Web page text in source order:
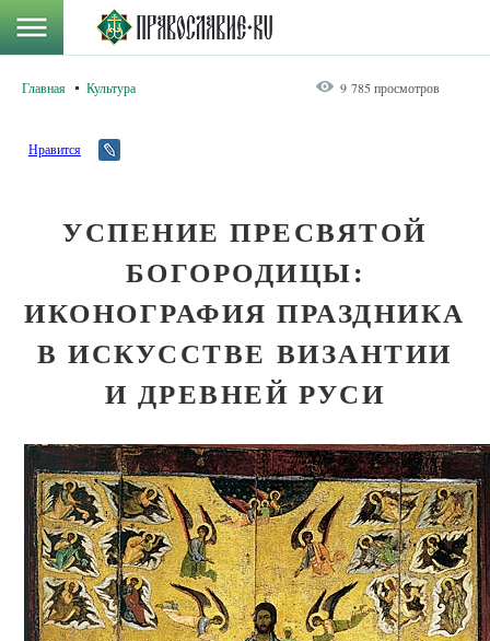
Главная Культура 9 785 просмотров
Нравится
УСПЕНИЕ ПРЕСВЯТОЙ
БОГОРОДИЦЫ:
ИКОНОГРАФИЯ ПРАЗДНИКА
В ИСКУССТВЕ ВИЗАНТИИ
И ДРЕВНЕЙ РУСИ